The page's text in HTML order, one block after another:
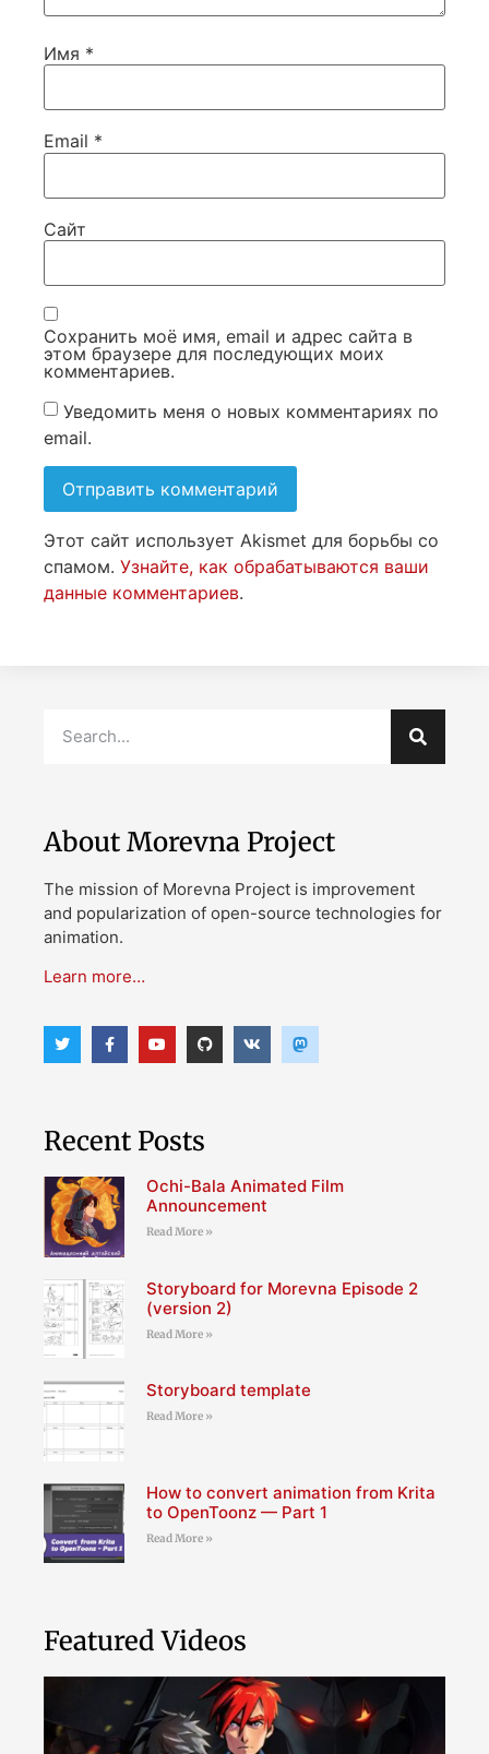
Имя *
Email *
Сайт
Сохранить моё имя, email и адрес сайта в
этом браузере для последующих моих
комментариев.
Уведомить меня о новых комментариях по
email.
Этот сайт использует Akismet для борьбы со
спамом. Узнайте, как обрабатываются ваши
данные комментариев.
About Morevna Project
The mission of Morevna Project is improvement
and popularization of open-source technologies for
animation.
Learn more…
Recent Posts
Ochi-Bala Animated Film
Announcement
Read More »
Storyboard for Morevna Episode 2
(version 2)
Read More »
Storyboard template
Read More »
How to convert animation from Krita
to OpenToonz — Part 1
Read More »
Featured Videos